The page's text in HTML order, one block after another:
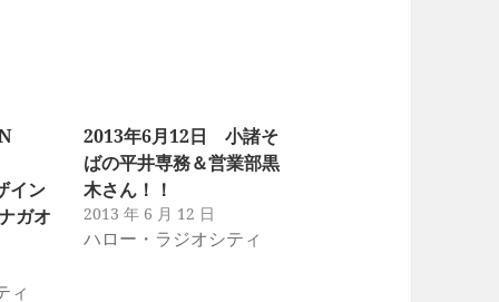
イン
ガオ
ィ
2013年6月12日 小諸そ
ばの平井専務＆営業部黒
木さん！！
2013 年 6 月 12 日
ハロー・ラジオシティ